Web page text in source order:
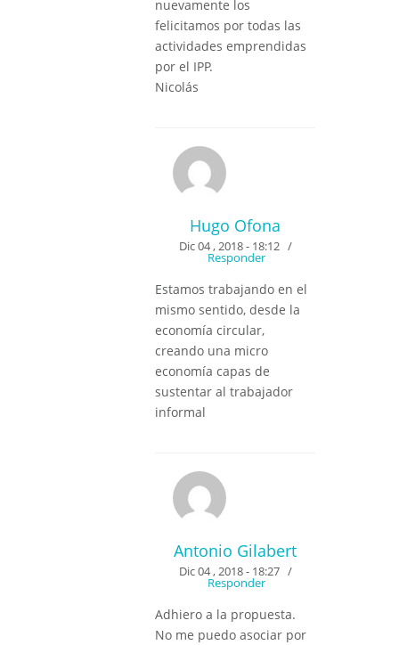
nuevamente los
felicitamos por todas las
actividades emprendidas
por el IPP.
Nicolás
Hugo Ofona
Dic 04 , 2018 - 18:12 /
Responder
Estamos trabajando en el
mismo sentido, desde la
economía circular,
creando una micro
economía capas de
sustentar al trabajador
informal
Antonio Gilabert
Dic 04 , 2018 - 18:27 /
Responder
Adhiero a la propuesta.
No me puedo asociar por